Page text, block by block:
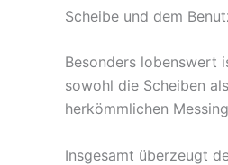
Scheibe und dem
Besonders lobenswert
sowohl die Scheiben
herkömmlichen
Insgesamt überzeugt